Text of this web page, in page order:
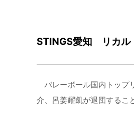
STINGS愛知 リカル
バレーボール国内トップ
介、呂姜耀凱が退団するこ